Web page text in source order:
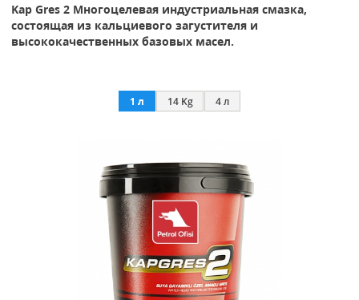
Kap Gres 2 Многоцелевая индустриальная смазка,
состоящая из кальциевого загустителя и
высококачественных базовых масел.
1 л 14 Kg 4 л